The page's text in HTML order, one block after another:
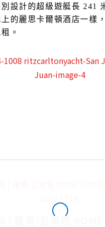
設計的超級遊艇長 241
的麗思卡爾頓酒店一樣
。
| 羅馬/瓦萊塔 ROME